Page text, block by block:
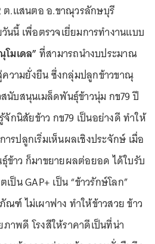
.แสนตอ อ.ขาณุวรลักษบุรี
นนี้ เพื่อตรวจเยี่ยมการทำงานแบบ
มเดล”ที่สามารถนำงบประมาณ
วามยั่งยืน ซึ่งกลุ่มปลูกข้าวขาณุ
นับสนุนเมล็ดพันธุ์ข้าวนุ่ม กข79 ปี
กนิสัยข้าว กข79 เป็นอย่างดี ทำให้
รปลูกเริ่มเห็นผลเชิงประจักษ์ เมื่อ
ข้าว ก็มาขยายผลต่อยอด ได้ใบรับ
ป็น GAP+ เป็น “ข้าวรักษ์โลก”
ฑ์ ไม่เผาฟาง ทำให้ข้าวสวย ข้าว
าพดี โรงสีให้ราคาดีเป็นที่น่า